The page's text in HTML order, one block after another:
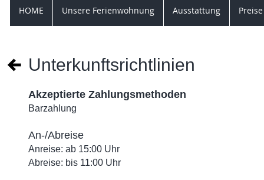
HOME Unsere Ferienwohnung Ausstattung Preise
Unterkunftsrichtlinien
Akzeptierte Zahlungsmethoden
Barzahlung
An-/Abreise
Anreise: ab 15:00 Uhr
Abreise: bis 11:00 Uhr